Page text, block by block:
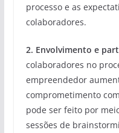
processo e as
colaboradores.
2. Envolvimento e
colaboradores no
empreendedor
comprometimento
pode ser feito por
sessões de